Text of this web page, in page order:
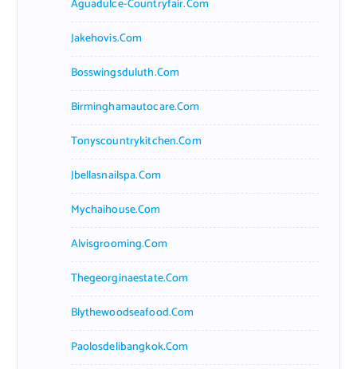
Aguadulce-Countryfair.com
Jakehovis.com
Bosswingsduluth.com
Birminghamautocare.com
Tonyscountrykitchen.com
Jbellasnailspa.com
Mychaihouse.com
Alvisgrooming.com
Thegeorginaestate.com
Blythewoodseafood.com
Paolosdelibangkok.com